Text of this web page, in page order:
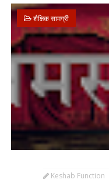
शैक्षिक सामग्री
Keshab Function